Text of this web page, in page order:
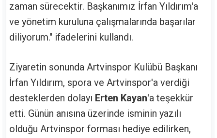
zaman sürecektir. Başkanımız İrfan Yıldırım'a
ve yönetim kuruluna çalışmalarında başarılar
diliyorum." ifadelerini kullandı.
Ziyaretin sonunda Artvinspor Kulübü Başkanı
İrfan Yıldırım, spora ve Artvinspor'a verdiği
desteklerden dolayı Erten Kayan'a teşekkür
etti. Günün anısına üzerinde isminin yazılı
olduğu Artvinspor forması hediye edilirken,